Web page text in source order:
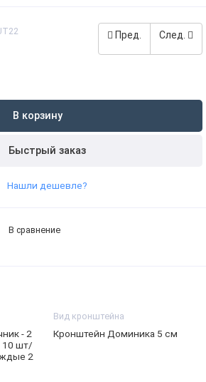
Пред. След.
В корзину
Быстрый заказ
Нашли дешевле?
В сравнение
- 2
10 шт/
2
Вид кронштейна
Кронштейн Доминика 5 см